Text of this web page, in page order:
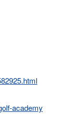
academy